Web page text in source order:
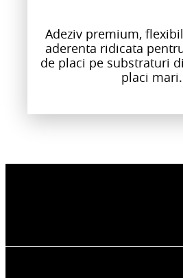
Adeziv premium,
aderenta ridicata
de placi pe substraturi
placi mari.